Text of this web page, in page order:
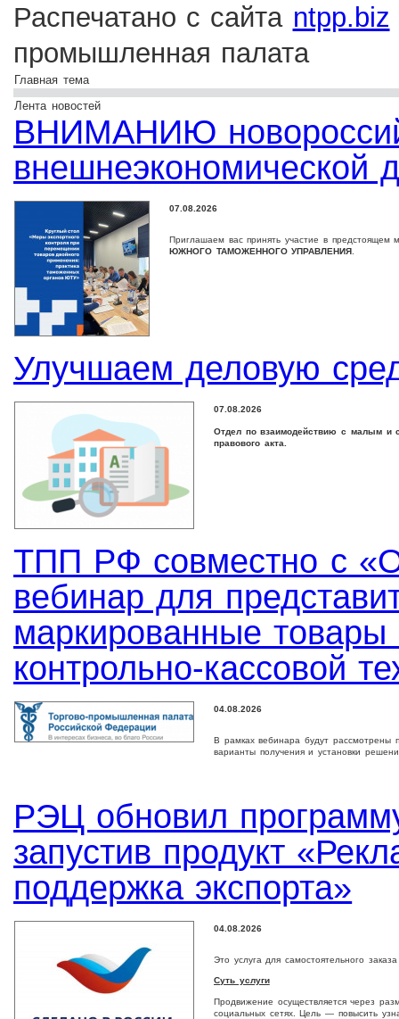
Распечатано с сайта ntpp.biz
промышленная палата
Главная тема
Лента новостей
ВНИМАНИЮ
внешнеэкономической
07.08.2026
Приглашаем вас принять участие в предстоящем
ЮЖНОГО ТАМОЖЕННОГО УПРАВЛЕНИЯ.
Улучшаем деловую
07.08.2026
Отдел по взаимодействию с малым и
правового акта.
ТПП РФ совместно с
вебинар для
маркированные товары
контрольно-кассовой
04.08.2026
В рамках вебинара будут рассмотрены
варианты получения и установки
РЭЦ обновил
запустив продукт
поддержка экспорта»
04.08.2026
Это услуга для самостоятельного
Суть услуги
Продвижение осуществляется через
социальных сетях. Цель — повысить